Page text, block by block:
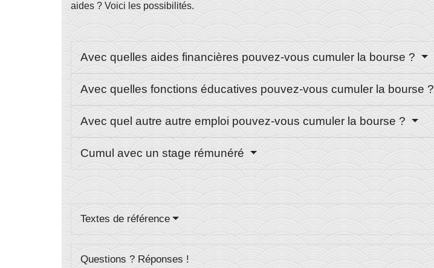
aides ? Voici les possibilités.
Avec quelles aides financières pouvez-vous cumuler la bourse ?
Avec quelles fonctions éducatives pouvez-vous cumuler la bourse ?
Avec quel autre autre emploi pouvez-vous cumuler la bourse ?
Cumul avec un stage rémunéré
Textes de référence
Questions ? Réponses !